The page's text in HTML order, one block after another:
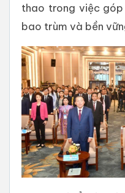
thao trong việc
bao trùm và bền